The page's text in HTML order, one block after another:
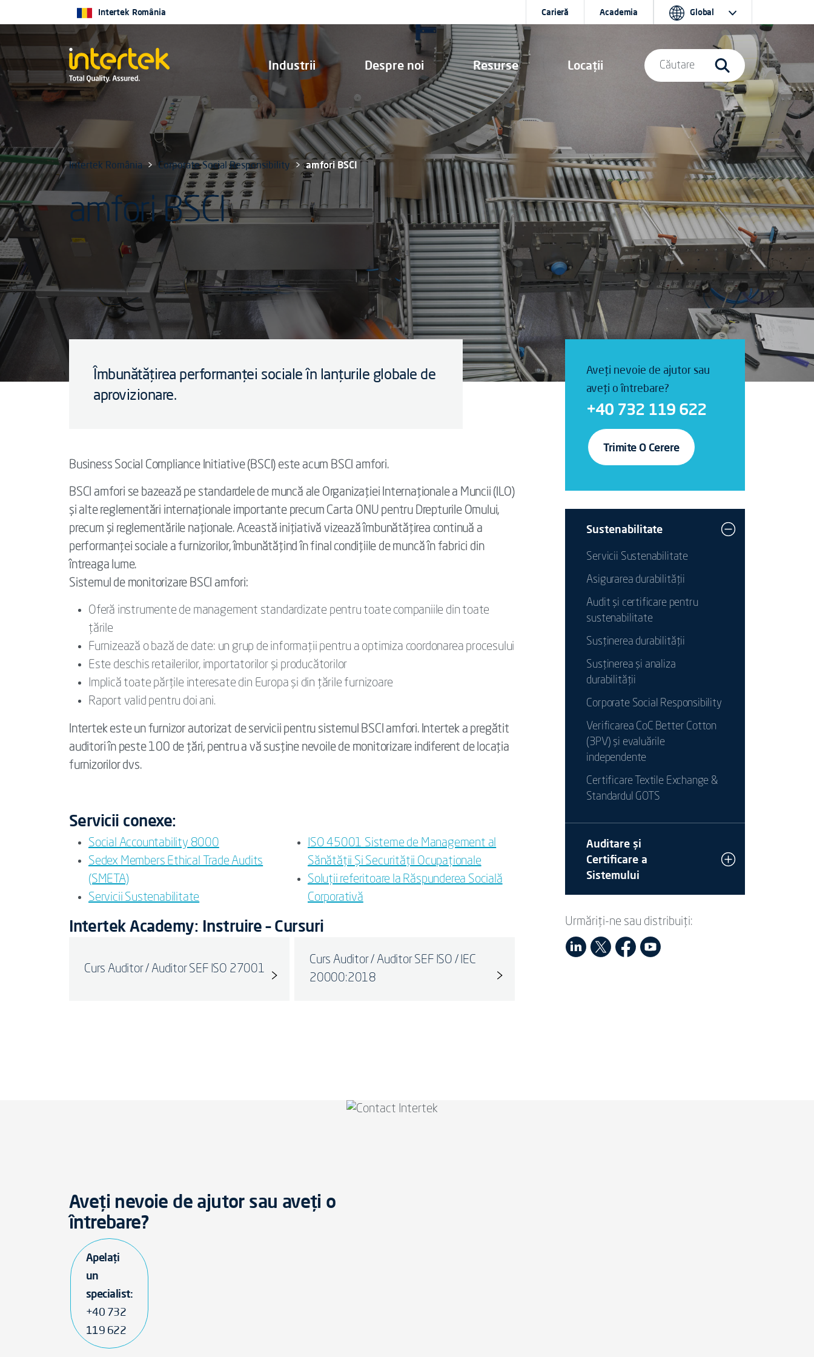
Industrii Despre noi Resurse Locații
Intertek România Carieră Academia Global
Căutare
Intertek România Corporate Social Responsibility amfori BSCI
amfori BSCI
Îmbunătățirea performanței sociale în lanțurile globale de
aprovizionare.
Business Social Compliance Initiative (BSCI) este acum BSCI amfori.
BSCI amfori se bazează pe standardele de muncă ale Organizației Internaționale a Muncii (ILO)
și alte reglementări internaționale importante precum Carta ONU pentru Drepturile Omului,
precum și reglementările naționale. Această inițiativă vizează îmbunătățirea continuă a
performanței sociale a furnizorilor, îmbunătățind în final condițiile de muncă în fabrici din
întreaga lume.
Sistemul de monitorizare BSCI amfori:
Oferă instrumente de management standardizate pentru toate companiile din toate
țările
Furnizează o bază de date: un grup de informații pentru a optimiza coordonarea procesului
Este deschis retailerilor, importatorilor și producătorilor
Implică toate părțile interesate din Europa și din țările furnizoare
Raport valid pentru doi ani.
Intertek este un furnizor autorizat de servicii pentru sistemul BSCI amfori. Intertek a pregătit
auditori în peste 100 de țări, pentru a vă susține nevoile de monitorizare indiferent de locația
furnizorilor dvs.
Servicii conexe:
Social Accountability 8000
Sedex Members Ethical Trade Audits
(SMETA)
Servicii Sustenabilitate
ISO 45001 Sisteme de Management al
Sănătăţii Şi Securității Ocupaționale
Soluții referitoare la Răspunderea Socială
Corporativă
Intertek Academy: Instruire – Cursuri
Curs Auditor / Auditor SEF ISO 27001
Curs Auditor / Auditor SEF ISO / IEC
20000:2018
Aveți nevoie de ajutor sau
aveți o întrebare?
+40 732 119 622
Trimite O Cerere
Sustenabilitate
Servicii Sustenabilitate
Asigurarea durabilității
Audit și certificare pentru
sustenabilitate
Susținerea durabilității
Susținerea și analiza
durabilității
Corporate Social Responsibility
Verificarea CoC Better Cotton
(3PV) și evaluările
independente
Certificare Textile Exchange &
Standardul GOTS
Auditare și
Certificare a
Sistemului
Urmăriți-ne sau distribuiți:
Aveți nevoie de ajutor sau aveți o
întrebare?
Apelați
un
specialist:
+40 732
119 622